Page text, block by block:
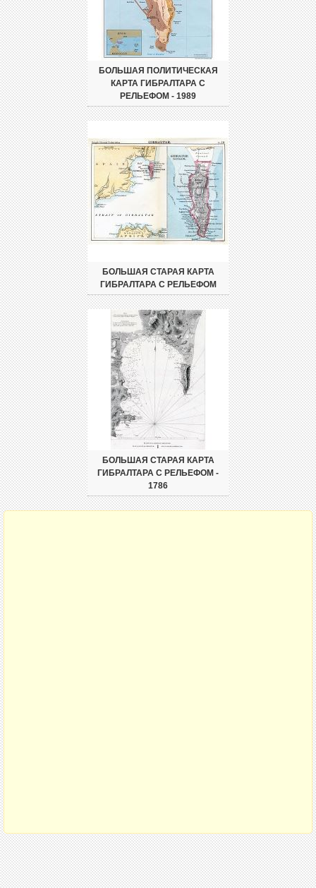
БОЛЬШАЯ ПОЛИТИЧЕСКАЯ
КАРТА ГИБРАЛТАРА С
РЕЛЬЕФОМ - 1989
БОЛЬШАЯ СТАРАЯ КАРТА
ГИБРАЛТАРА С РЕЛЬЕФОМ
БОЛЬШАЯ СТАРАЯ КАРТА
ГИБРАЛТАРА С РЕЛЬЕФОМ -
1786